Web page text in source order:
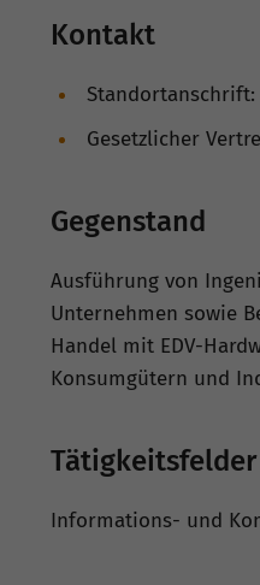
Kontakt
Standortanschrift:
Gesetzlicher
Gegenstand
Ausführung von
Unternehmen sowie
Handel mit EDV-
Konsumgütern und
Tätigkeitsfelder
Informations- und